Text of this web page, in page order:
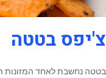
צ'יפס בטטה
בטטה נחשבת לאחד המזונות